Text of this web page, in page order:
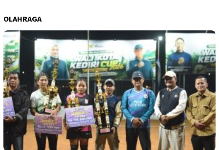
OLAHRAGA